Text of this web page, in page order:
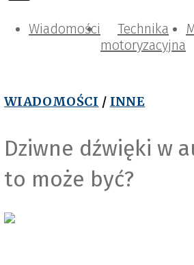
Wiadomości
Technika
motoryzacyjna
WIADOMOŚCI / INNE
Dziwne dźwięki w
to może być?